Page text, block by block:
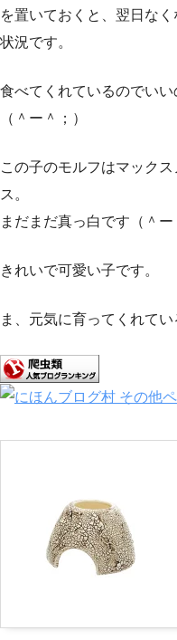
を置いておくと、翌日な
状況です。
食べてくれているのでいい
（＾ー＾；）
この子のモルフはマック
ス。
まだまだ真っ白です（＾ー
きれいで可愛い子です。
ま、元気に育ってくれて